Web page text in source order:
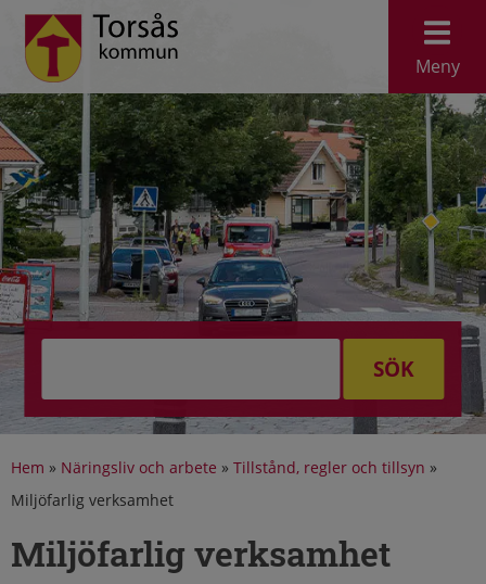
Meny
SÖK
Hem » Näringsliv och arbete » Tillstånd, regler och tillsyn »
Miljöfarlig verksamhet
Miljöfarlig verksamhet